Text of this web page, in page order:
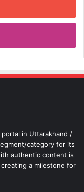
portal in Uttarakhand /
category for its
authentic content is
a milestone for